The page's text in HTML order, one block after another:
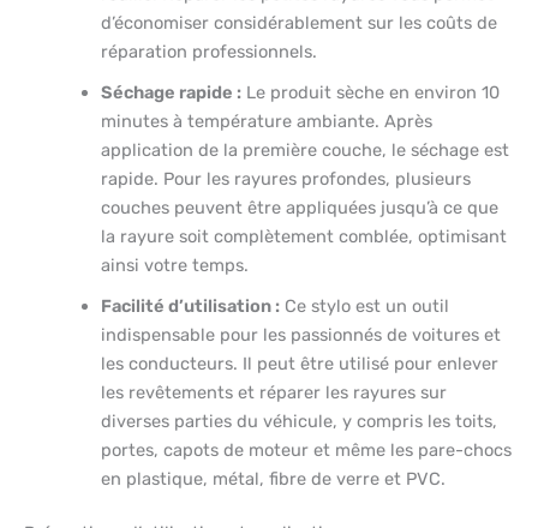
d’économiser considérablement sur les coûts de
réparation professionnels.
Séchage rapide :Le produit sèche en environ 10
minutes à température ambiante. Après
application de la première couche, le séchage est
rapide. Pour les rayures profondes, plusieurs
couches peuvent être appliquées jusqu’à ce que
la rayure soit complètement comblée, optimisant
ainsi votre temps.
Facilité d’utilisation :Ce stylo est un outil
indispensable pour les passionnés de voitures et
les conducteurs. Il peut être utilisé pour enlever
les revêtements et réparer les rayures sur
diverses parties du véhicule, y compris les toits,
portes, capots de moteur et même les pare-chocs
en plastique, métal, fibre de verre et PVC.